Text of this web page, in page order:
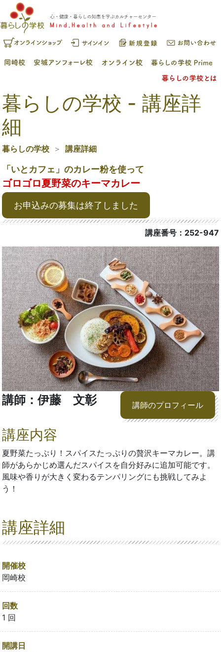
暮らしの学校 - 講座詳
細
暮らしの学校 講座詳細
「いとカフェ」のカレー粉を使って
ゴロゴロ夏野菜のキーマカレー
お申込みの募集は終了しました
講座番号：252-947
講師：伊藤 文彰 講師のプロフィール
講座内容
夏野菜たっぷり！スパイスたっぷりの贅沢キーマカレー。講
師があらかじめ選んだスパイスを自分好みに追加可能です。
風味や香りが大きく変わるテンパリングにも挑戦してみよ
う！
講座詳細
開催校
岡崎校
回数
1 回
開講日